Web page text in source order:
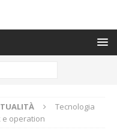
Tecnologia
e operation